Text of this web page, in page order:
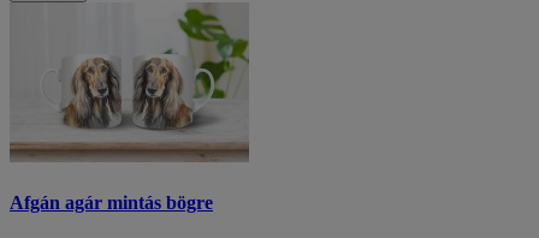
Afgán agár mintás bögre